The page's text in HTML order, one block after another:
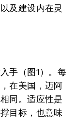
及建设内在灵
手（图1）。每
在美国，迈阿
同。适应性是
目标，也意味